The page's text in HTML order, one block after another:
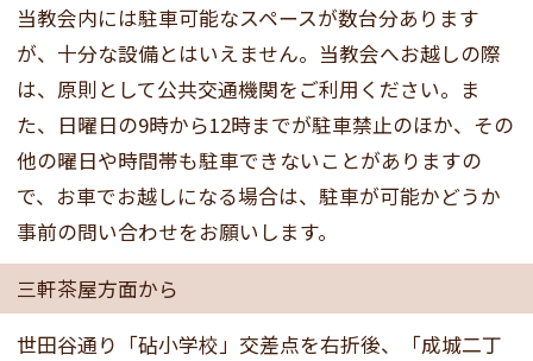
当教会内には駐車可能なスペースが数台分あります
が、十分な設備とはいえません。当教会へお越しの際
は、原則として公共交通機関をご利用ください。ま
た、日曜日の9時から12時までが駐車禁止のほか、その
他の曜日や時間帯も駐車できないことがありますの
で、お車でお越しになる場合は、駐車が可能かどうか
事前の問い合わせをお願いします。
三軒茶屋方面から
世田谷通り「砧小学校」交差点を右折後、「成城二丁